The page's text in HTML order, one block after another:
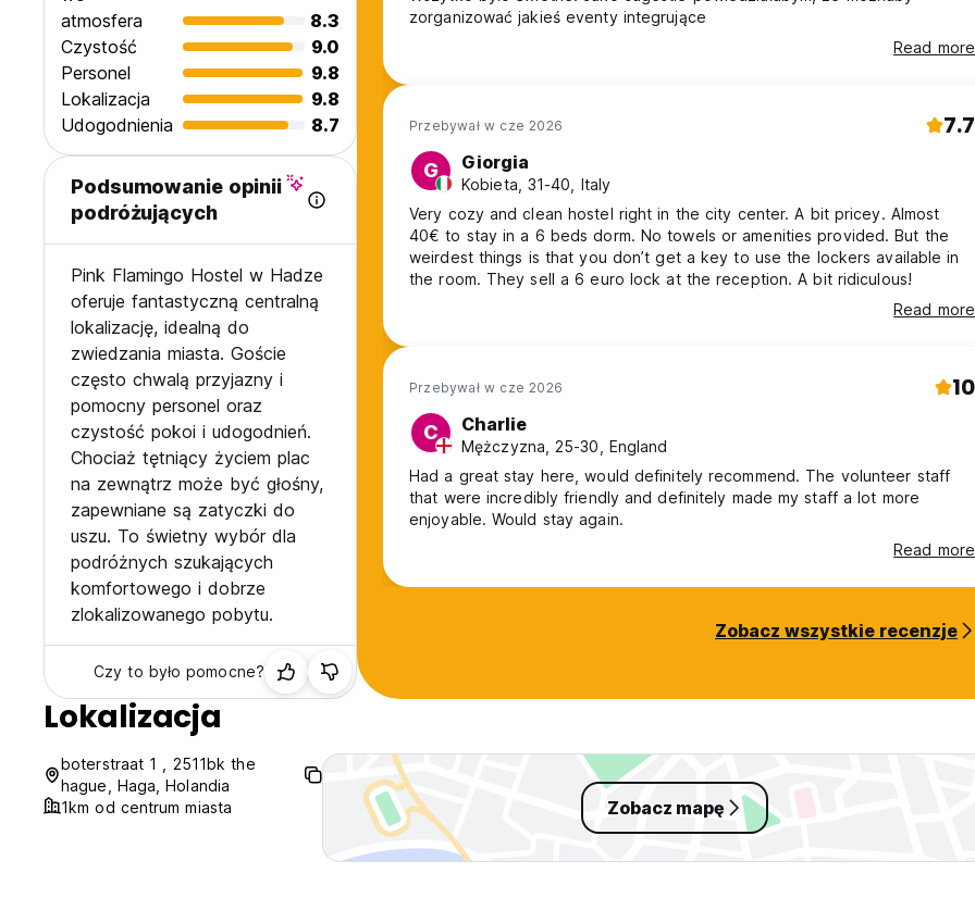
atmosfera
8.3
Czystość
9.0
Personel
9.8
Lokalizacja
9.8
Udogodnienia
8.7
Podsumowanie opinii
podróżujących
Pink Flamingo Hostel w Hadze
oferuje fantastyczną centralną
lokalizację, idealną do
zwiedzania miasta. Goście
często chwalą przyjazny i
pomocny personel oraz
czystość pokoi i udogodnień.
Chociaż tętniący życiem plac
na zewnątrz może być głośny,
zapewniane są zatyczki do
uszu. To świetny wybór dla
podróżnych szukających
komfortowego i dobrze
zlokalizowanego pobytu.
Czy to było pomocne?
zorganizować jakieś eventy integrujące
Read more
Przebywał w cze 2026 7.7
G Giorgia
Kobieta, 31-40, Italy
Very cozy and clean hostel right in the city center. A bit pricey. Almost
40€ to stay in a 6 beds dorm. No towels or amenities provided. But the
weirdest things is that you don’t get a key to use the lockers available in
the room. They sell a 6 euro lock at the reception. A bit ridiculous!
Read more
Przebywał w cze 2026 10
C Charlie
Mężczyzna, 25-30, England
Had a great stay here, would definitely recommend. The volunteer staff
that were incredibly friendly and definitely made my staff a lot more
enjoyable. Would stay again.
Read more
Zobacz wszystkie recenzje
Lokalizacja
boterstraat 1 , 2511bk the
hague, Haga, Holandia
1km od centrum miasta
Zobacz mapę